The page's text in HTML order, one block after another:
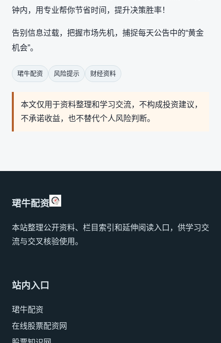
钟内，用专业帮你节省时间，提升决策胜率！
告别信息过载，把握市场先机，捕捉每天公告中的“黄金
机会”。
珺牛配资 风险提示 财经资料
本文仅用于资料整理和学习交流，不构成投资建议，
不承诺收益，也不替代个人风险判断。
珺牛配资
本站整理公开资料、栏目索引和延伸阅读入口，供学习交
流与交叉核验使用。
站内入口
珺牛配资
在线股票配资网